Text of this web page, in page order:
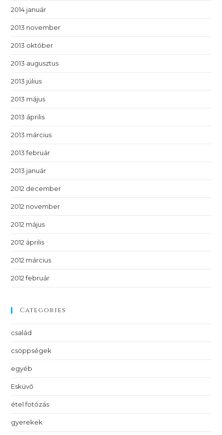
2014 január
2013 november
2013 október
2013 augusztus
2013 július
2013 május
2013 április
2013 március
2013 február
2013 január
2012 december
2012 november
2012 május
2012 április
2012 március
2012 február
Categories
család
csöppségek
egyéb
Esküvő
étel fotózás
gyerekek